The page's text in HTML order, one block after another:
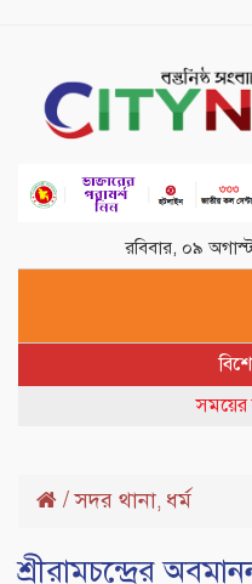
রবিবার, ০৯
সময়ের সাথে
/সদর থানা, ধর্ম
শ্রীরামচন্দ্রের